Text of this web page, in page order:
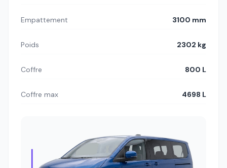
Empattement 3100 mm
Poids 2302 kg
Coffre 800 L
Coffre max 4698 L